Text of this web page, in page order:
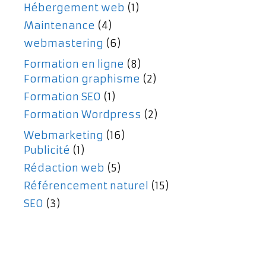
Hébergement web (1)
Maintenance (4)
webmastering (6)
Formation en ligne (8)
Formation graphisme (2)
Formation SEO (1)
Formation Wordpress (2)
Webmarketing (16)
Publicité (1)
Rédaction web (5)
Référencement naturel (15)
SEO (3)